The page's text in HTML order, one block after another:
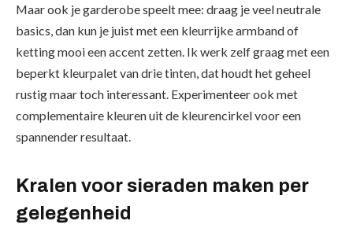
Maar ook je garderobe speelt mee: draag je veel neutrale
basics, dan kun je juist met een kleurrijke armband of
ketting mooi een accent zetten. Ik werk zelf graag met een
beperkt kleurpalet van drie tinten, dat houdt het geheel
rustig maar toch interessant. Experimenteer ook met
complementaire kleuren uit de kleurencirkel voor een
spannender resultaat.
Kralen voor sieraden maken per
gelegenheid